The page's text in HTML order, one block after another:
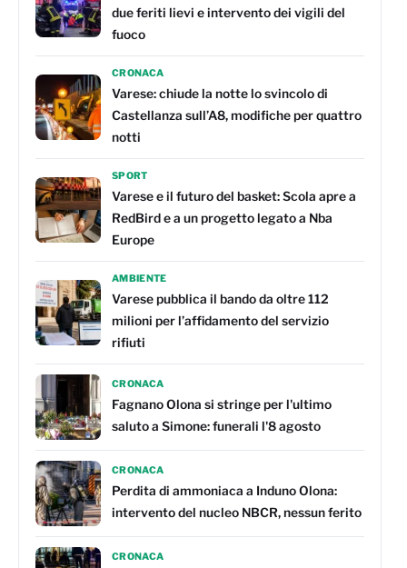
due feriti lievi e intervento dei vigili del
fuoco
CRONACA
Varese: chiude la notte lo svincolo di
Castellanza sull’A8, modifiche per quattro
notti
SPORT
Varese e il futuro del basket: Scola apre a
RedBird e a un progetto legato a Nba
Europe
AMBIENTE
Varese pubblica il bando da oltre 112
milioni per l’affidamento del servizio
rifiuti
CRONACA
Fagnano Olona si stringe per l'ultimo
saluto a Simone: funerali l'8 agosto
CRONACA
Perdita di ammoniaca a Induno Olona:
intervento del nucleo NBCR, nessun ferito
CRONACA